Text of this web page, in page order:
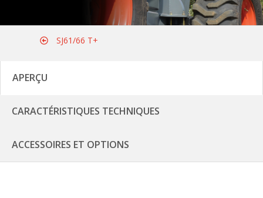
SJ61/66 T+
APERÇU
CARACTÉRISTIQUES TECHNIQUES
ACCESSOIRES ET OPTIONS